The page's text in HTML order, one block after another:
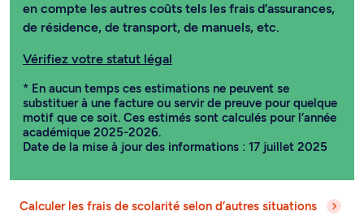
en compte les autres coûts tels les frais d’assurances,
de résidence, de transport, de manuels, etc.
Vérifiez votre statut légal
* En aucun temps ces estimations ne peuvent se
substituer à une facture ou servir de preuve pour quelque
motif que ce soit. Ces estimés sont calculés pour l’année
académique 2025-2026.
Date de la mise à jour des informations : 17 juillet 2025
Calculer les frais de scolarité selon d’autres situations